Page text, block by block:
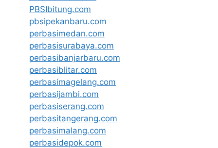
PBSIbitung.com
pbsipekanbaru.com
perbasimedan.com
perbasisurabaya.com
perbasibanjarbaru.com
perbasiblitar.com
perbasimagelang.com
perbasijambi.com
perbasiserang.com
perbasitangerang.com
perbasimalang.com
perbasidepok.com